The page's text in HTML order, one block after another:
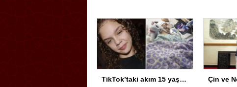
TikTok’taki akım 15 yaşındaki kız çocuğunu hayattan kopardı